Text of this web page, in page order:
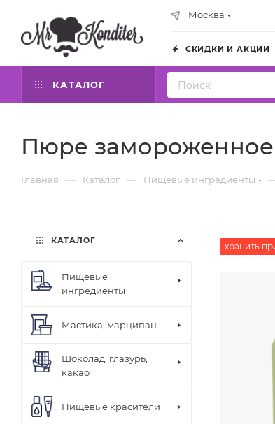
Москва
СКИДКИ И АКЦИИ
КАТАЛОГ
Пюре замороженное
Главная — Каталог — Пищевые ингредиенты
хранить
КАТАЛОГ
Пищевые
ингредиенты
Мастика, марципан
Шоколад, глазурь,
какао
Пищевые красители